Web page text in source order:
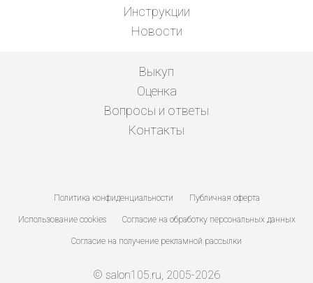
Инструкции
Новости
Выкуп
Оценка
Вопросы и ответы
Контакты
Политика конфиденциальности Публичная оферта
Использование cookies Согласие на обработку персональных данных
Согласие на получение рекламной рассылки
© salon105.ru, 2005-2026